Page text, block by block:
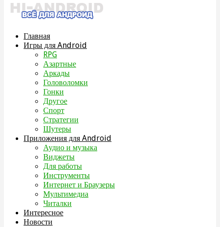
Главная
Игры для Android
RPG
Азартные
Аркады
Головоломки
Гонки
Другое
Спорт
Стратегии
Шутеры
Приложения для Android
Аудио и музыка
Виджеты
Для работы
Инструменты
Интернет и Браузеры
Мультимедиа
Читалки
Интересное
Новости